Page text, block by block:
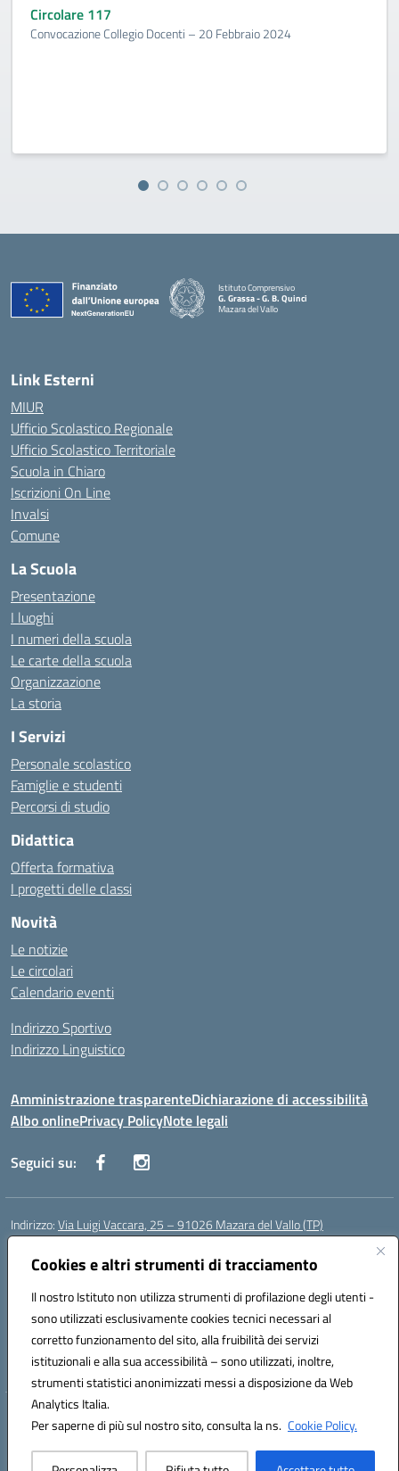
Cookies e altri strumenti di tracciamento
Il nostro Istituto non utilizza strumenti di profilazione degli utenti -
sono utilizzati esclusivamente cookies tecnici necessari al
corretto funzionamento del sito, alla fruibilità dei servizi
istituzionali e alla sua accessibilità – sono utilizzati, inoltre,
strumenti statistici anonimizzati messi a disposizione da Web
Analytics Italia.
Per saperne di più sul nostro sito, consulta la ns. Cookie Policy.
Circolare 117
Convocazione Collegio Docenti – 20 Febbraio 2024
Istituto Comprensivo
G. Grassa - G. B. Quinci
Mazara del Vallo
Link Esterni
MIUR
Ufficio Scolastico Regionale
Ufficio Scolastico Territoriale
Scuola in Chiaro
Iscrizioni On Line
Invalsi
Comune
La Scuola
Presentazione
I luoghi
I numeri della scuola
Le carte della scuola
Organizzazione
La storia
I Servizi
Personale scolastico
Famiglie e studenti
Percorsi di studio
Didattica
Offerta formativa
I progetti delle classi
Novità
Le notizie
Le circolari
Calendario eventi
Indirizzo Sportivo
Indirizzo Linguistico
Amministrazione trasparenteDichiarazione di accessibilità
Albo onlinePrivacy PolicyNote legali
Seguici su:
Indirizzo:Via Luigi Vaccara, 25 – 91026 Mazara del Vallo (TP)
Centralino:
Posta elettronica certificata (PEC):tpic843007@pec.istruzione.it
Codice fiscale: 91036660818
Codice meccanografico:tpic843007
Codice Indice delle Pubbliche Amministrazioni (IPA): icggp
Codice unico di fatturazione (CUF): UFYPS3
Hosting & Powered by 3D Solution S.r.l.
Concept & Design by Designers Italia